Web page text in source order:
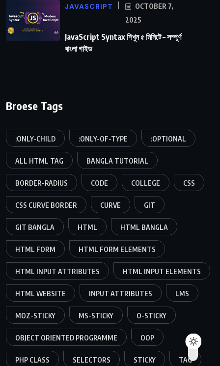
JAVASCRIPT
OCTOBER 7,
2025
JavaScript Syntax শিখুন ৫ মিনিটে – সম্পূর্ণ
বাংলা গাইড
Broese Tags
:ONLY-CHILD :ONLY-OF-TYPE :OPTIONAL
ALL HTML TAG BANGLA TUTORIAL
BORDER-RADIUS CODE COLLEGE CSS
CSS CURVE BORDER CURVE GIT
GIT BANGLA HTML HTML BANGLA
HTML FORM HTML FORM ELEMENTS
HTML INPUT ATTRIBUTES HTML INPUT ELEMENTS
HTML WEBSITE INPUT ATTRIBUTES LMS
MOZ-STICKY MS-STICKY O-STICKY
OBJECT ORIENTED PROGRAMME OOP
PHP CLASS SELECTORS STICKY TAG